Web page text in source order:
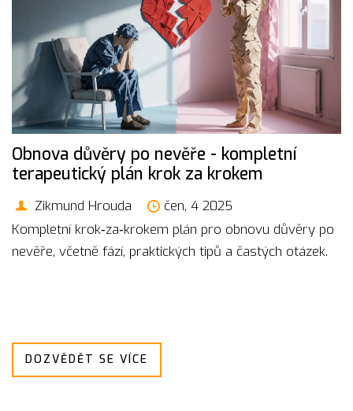
Obnova důvěry po nevěře - kompletní
terapeutický plán krok za krokem
Zikmund Hrouda
čen, 4 2025
Kompletní krok‑za‑krokem plán pro obnovu důvěry po
nevěře, včetně fází, praktických tipů a častých otázek.
DOZVĚDĚT SE VÍCE